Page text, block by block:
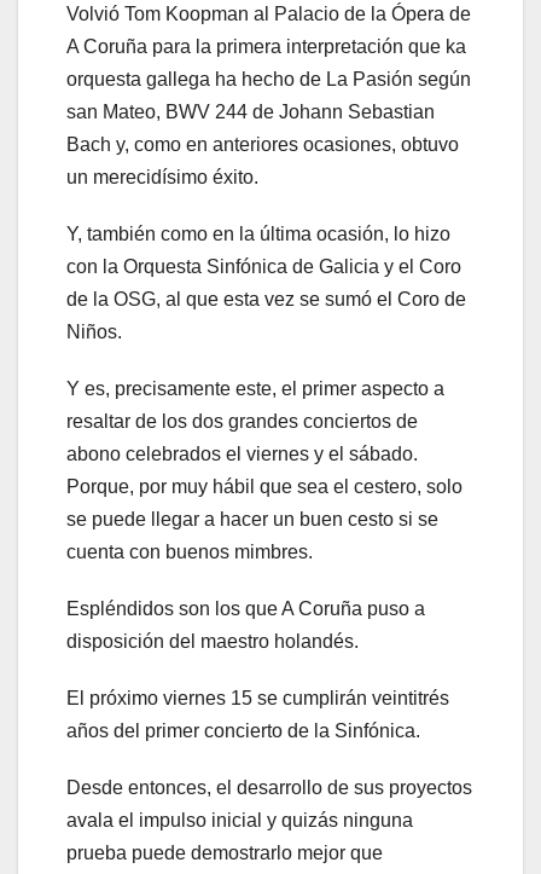
Volvió Tom Koopman al Palacio de la Ópera de
A Coruña para la primera interpretación que ka
orquesta gallega ha hecho de La Pasión según
san Mateo, BWV 244 de Johann Sebastian
Bach y, como en anteriores ocasiones, obtuvo
un merecidísimo éxito.
Y, también como en la última ocasión, lo hizo
con la Orquesta Sinfónica de Galicia y el Coro
de la OSG, al que esta vez se sumó el Coro de
Niños.
Y es, precisamente este, el primer aspecto a
resaltar de los dos grandes conciertos de
abono celebrados el viernes y el sábado.
Porque, por muy hábil que sea el cestero, solo
se puede llegar a hacer un buen cesto si se
cuenta con buenos mimbres.
Espléndidos son los que A Coruña puso a
disposición del maestro holandés.
El próximo viernes 15 se cumplirán veintitrés
años del primer concierto de la Sinfónica.
Desde entonces, el desarrollo de sus proyectos
avala el impulso inicial y quizás ninguna
prueba puede demostrarlo mejor que